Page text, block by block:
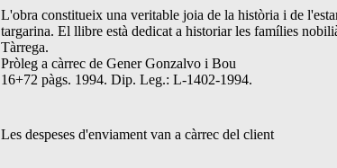
L'obra constitueix una veritable joia de la història i de
targarina. El llibre està dedicat a historiar les famílies
Tàrrega.
Pròleg a càrrec de Gener Gonzalvo i Bou
16+72 pàgs. 1994. Dip. Leg.: L-1402-1994.
Les despeses d'enviament van a càrrec del client